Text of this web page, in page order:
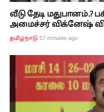
வீடு தேடி மதுபானம்.?
அமைச்சர் விக்னேஷ்
தமிழ்நாடு 57 minutes ago